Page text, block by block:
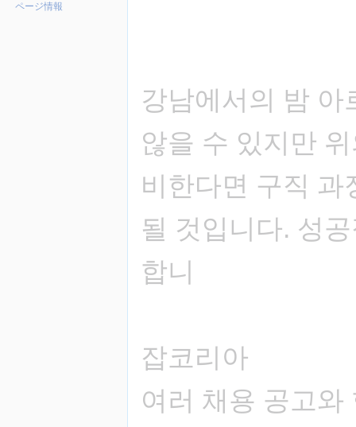
강남에서의 밤 아
않을 수 있지만
비한다면 구직 과
될 것입니다. 성
합니
잡코리아
여러 채용 공고와
ページ情報